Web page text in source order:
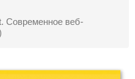
Современное веб-